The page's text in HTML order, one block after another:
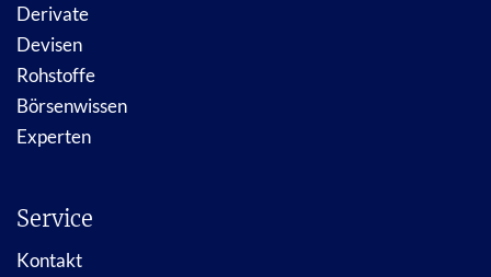
Derivate
Devisen
Rohstoffe
Börsenwissen
Experten
Service
Kontakt